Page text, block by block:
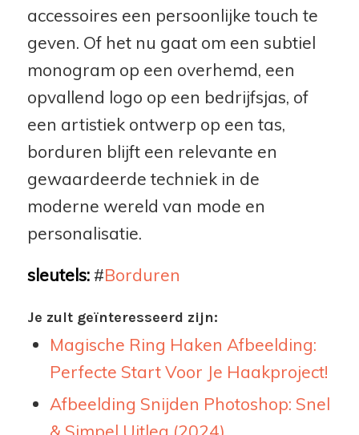
accessoires een persoonlijke touch te
geven. Of het nu gaat om een subtiel
monogram op een overhemd, een
opvallend logo op een bedrijfsjas, of
een artistiek ontwerp op een tas,
borduren blijft een relevante en
gewaardeerde techniek in de
moderne wereld van mode en
personalisatie.
sleutels:#Borduren
Je zult geïnteresseerd zijn:
Magische Ring Haken Afbeelding:
Perfecte Start Voor Je Haakproject!
Afbeelding Snijden Photoshop: Snel